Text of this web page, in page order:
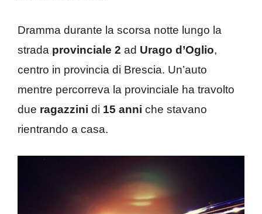
Dramma durante la scorsa notte lungo la
strada provinciale 2 ad Urago d’Oglio,
centro in provincia di Brescia. Un’auto
mentre percorreva la provinciale ha travolto
due ragazzini di 15 anni che stavano
rientrando a casa.